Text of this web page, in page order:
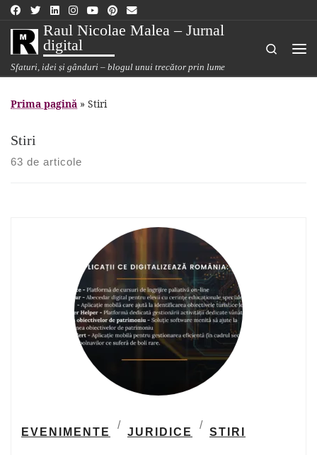
Raul Nicolae Malea – Jurnal
digital
Sfaturi, idei și gânduri – blogul unui trecător prin lume
Search
Prima pagină » Stiri
Stiri
63 de articole
EVENIMENTE JURIDICE STIRI